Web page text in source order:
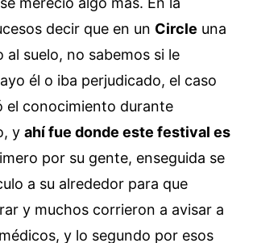
decir que en un Circle una
al suelo, no sabemos si le
él o iba perjudicado, el caso
el conocimiento durante
y ahí fue donde este festival es
por su gente, enseguida se
a su alrededor para que
y muchos corrieron a avisar a
y lo segundo por esos